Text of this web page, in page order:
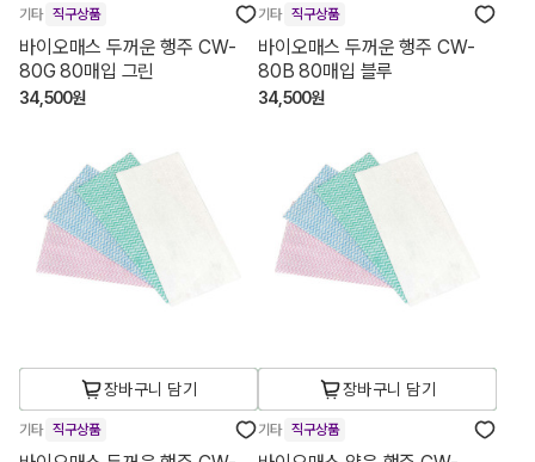
기타 직구상품
바이오매스 두꺼운 행주 CW-
80G 80매입 그린
34,500원
기타 직구상품
바이오매스 두꺼운 행주 CW-
80B 80매입 블루
34,500원
장바구니 담기
기타 직구상품
장바구니 담기
기타 직구상품